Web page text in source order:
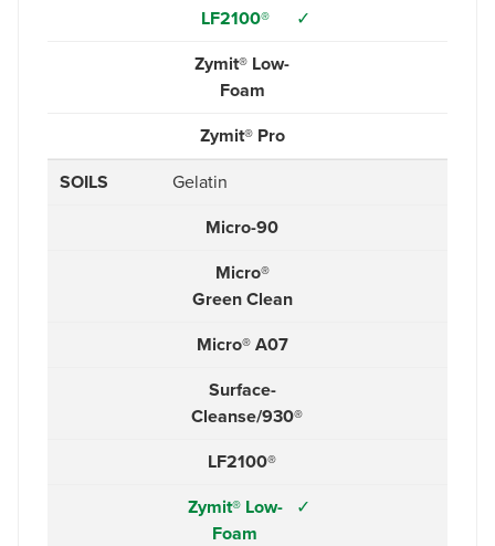
LF2100® ✓
Zymit® Low-
Foam
Zymit® Pro
SOILS Gelatin
Micro-90
Micro®
Green Clean
Micro® A07
Surface-
Cleanse/930®
LF2100®
Zymit® Low-
Foam
✓